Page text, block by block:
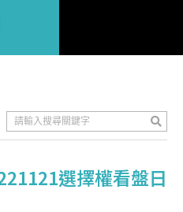
選擇權看盤日